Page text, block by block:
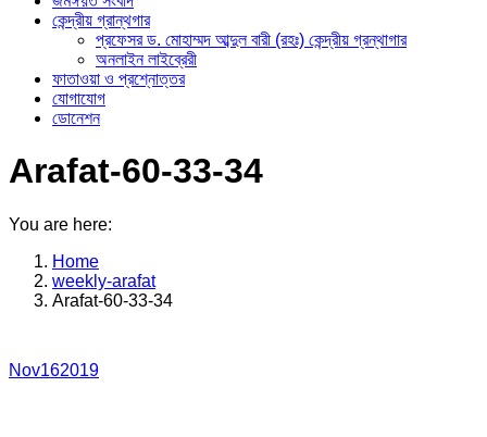
কেন্দ্রীয় গ্রান্থগার
প্রফেসর ড. মোহাম্মদ আব্দুল বারী (রহঃ) কেন্দ্রীয় গ্রন্থাগার
অনলাইন লাইব্রেরী
ফাতাওয়া ও প্রশ্নোত্তর
যোগাযোগ
ডোনেশন
Arafat-60-33-34
You are here:
Home
weekly-arafat
Arafat-60-33-34
Nov162019